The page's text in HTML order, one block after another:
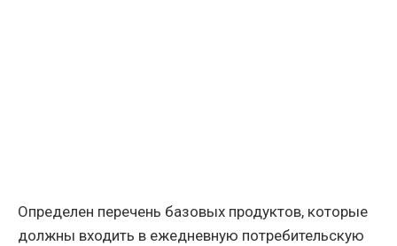
Определен перечень базовых продуктов, которые
должны входить в ежедневную потребительскую